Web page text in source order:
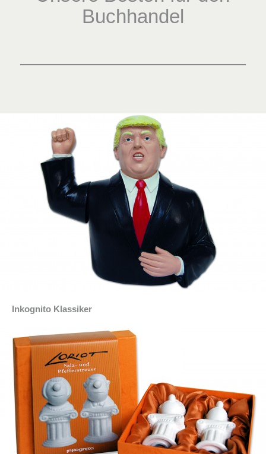
Buchhandel
Inkognito Klassiker